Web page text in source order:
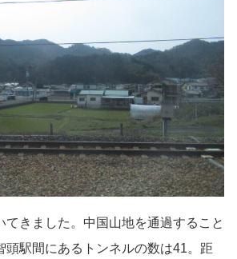
てきました。中国山地を通過すること
頭駅間にあるトンネルの数は41。距